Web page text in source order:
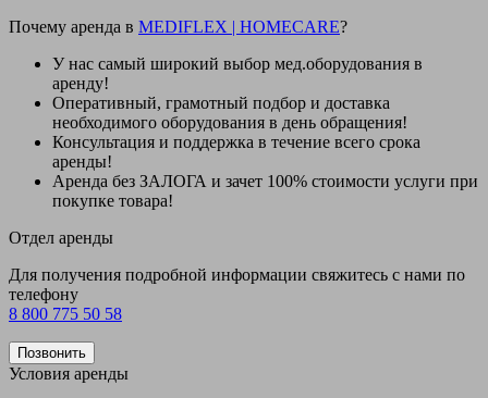
Почему аренда в MEDIFLEX | HOMECARE?
У нас самый широкий выбор мед.оборудования в
аренду!
Оперативный, грамотный подбор и доставка
необходимого оборудования в день обращения!
Консультация и поддержка в течение всего срока
аренды!
Аренда без ЗАЛОГА и зачет 100% стоимости услуги при
покупке товара!
Отдел аренды
Для получения подробной информации свяжитесь с нами по
телефону
8 800 775 50 58
Позвонить
Условия аренды